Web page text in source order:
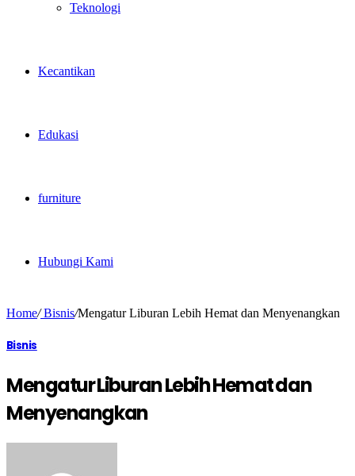
Teknologi
Kecantikan
Edukasi
furniture
Hubungi Kami
Home/Bisnis/Mengatur Liburan Lebih Hemat dan Menyenangkan
Bisnis
Mengatur Liburan Lebih Hemat dan
Menyenangkan